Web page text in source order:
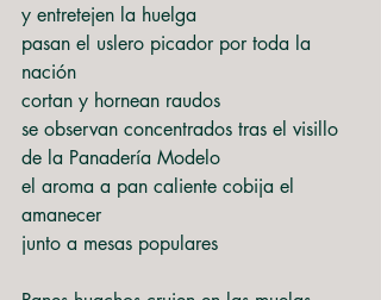
y entretejen la huelga
pasan el uslero picador por toda la
nación
cortan y hornean raudos
se observan concentrados tras el visillo
de la Panadería Modelo
el aroma a pan caliente cobija el
amanecer
junto a mesas populares